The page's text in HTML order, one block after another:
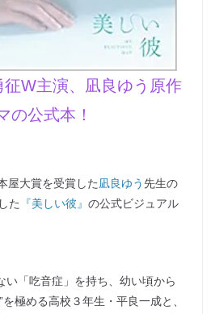
W主演、凪良ゆう原作
の公式本！
屋大賞を受賞した凪良ゆう先生の
した 『美しい彼』 の公式ビジュアル
い「吃音症」を持ち、幼い頃から
極める高校３年生・平良一成と、